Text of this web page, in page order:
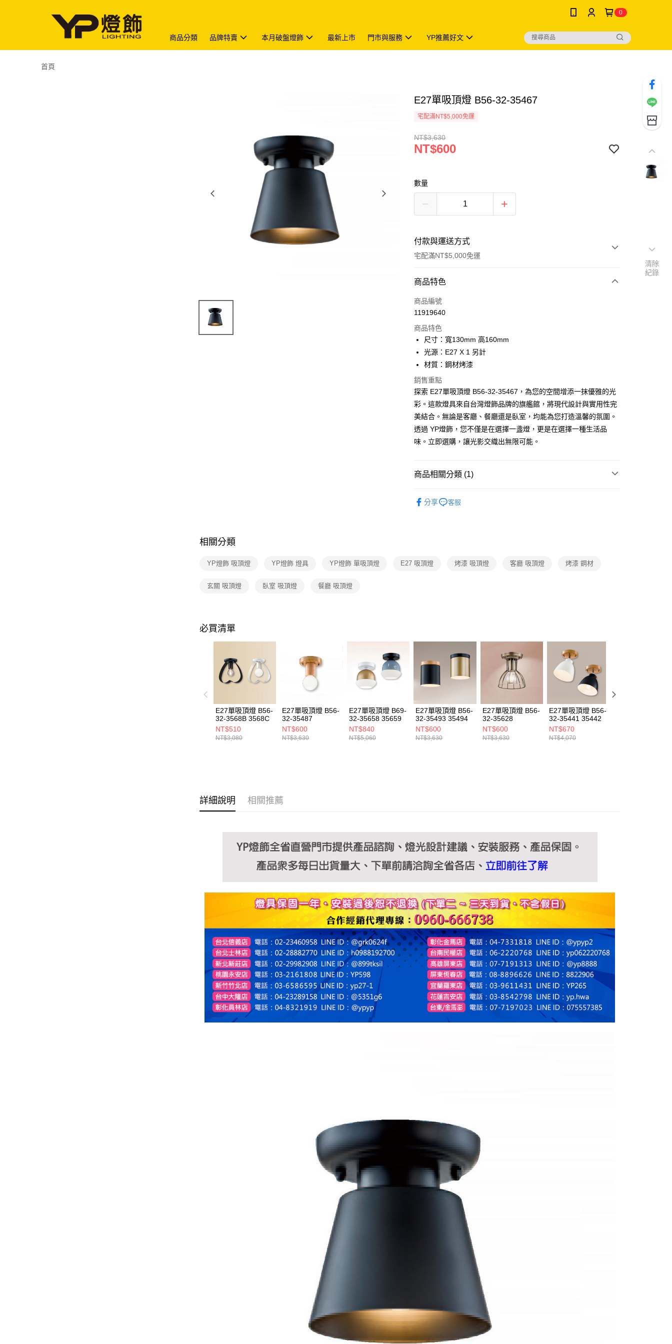
0
商品分類 品牌特賣 本月破盤燈飾 最新上市 門市與服務 YP推薦好文
首頁
E27單吸頂燈 B56-32-35467
宅配滿NT$5,000免運
NT$3,630
NT$600
數量
付款與運送方式
宅配滿NT$5,000免運
付款方式
信用卡一次付款
Apple Pay
街口支付
Google Pay
AFTEE先享後付
相關說明
便利好安心！
１．簡單：不需註冊會員、不需綁卡、不需儲值。
／ATM／網路銀行／等多元方式進行付款，方視為交易完成。
※ 請注意：結帳手續完成當下不需立刻繳費，但若您需要取消訂單，請聯
交易，需依本服務之必要範圍內提供個人資料，並將交易相關給付款項請
求債權轉讓予恩沛科技股份有限公司。
２．關於個人資料處理事宜，請瀏覽以下網址：
https://aftee.tw/terms/#terms3
３．未成年的使用者請事先徵得法定代理人或監護人之同意方可使用
「AFTEE先享後付」，若未經同意申辦者引起之損失，本公司不負相關責
任。
４．使用「AFTEE先享後付」時，將依據個別帳號之用戶狀況，依本公司
即時審查核予不同之上限額度；若仍有額度不足之情形，本公司將視審查
結果請求用戶進行身份認證。
５．嚴禁一人註冊多個帳號或使用他人資訊註冊。若發現惡意使用之情
新竹貨運宅配
商品特色
商品編號
11919640
商品特色
尺寸：寬130mm 高160mm
光源：E27 X 1 另計
材質：鋼材烤漆
銷售重點
探索 E27單吸頂燈 B56-32-35467，為您的空間增添一抹優雅的光
彩。這款燈具來自台灣燈飾品牌的旗艦館，將現代設計與實用性完
美結合。無論是客廳、餐廳還是臥室，均能為您打造溫馨的氛圍。
透過 YP燈飾，您不僅是在選擇一盞燈，更是在選擇一種生活品
味。立即選購，讓光影交織出無限可能。
商品相關分類 (1)
分享
客服
相關分類
YP燈飾 吸頂燈 YP燈飾 燈具 YP燈飾 單吸頂燈 E27 吸頂燈 烤漆 吸頂燈 客廳 吸頂燈 烤漆 鋼材
玄關 吸頂燈 臥室 吸頂燈 餐廳 吸頂燈
必買清單
E27單吸頂燈 B56-
32-3568B 3568C
NT$510
NT$3,080
E27單吸頂燈 B56-
32-35487
NT$600
NT$3,630
E27單吸頂燈 B69-
32-35658 35659
NT$840
NT$5,060
E27單吸頂燈 B56-
32-35493 35494
NT$600
NT$3,630
E27單吸頂燈 B56-
32-35628
NT$600
NT$3,630
E27單吸頂燈 B56-
32-35441 35442
NT$670
NT$4,070
詳細說明 相關推薦
清除
紀錄